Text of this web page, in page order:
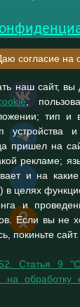
согласие на
наш сайт, вы
,
тип
устройства
пришел на
рекламе;
и на
в целях
и
Если вы не
покиньте сайт.
Статья 9
на обработку